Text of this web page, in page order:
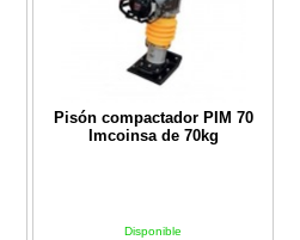
Pisón compactador PIM 70
Imcoinsa de 70kg
Disponible